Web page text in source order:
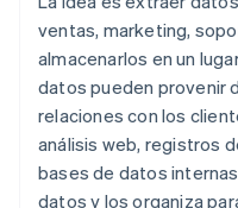
ventas, marketing,
almacenarlos en un
datos pueden provenir
relaciones con los
análisis web, registros
bases de datos
datos y los organiza